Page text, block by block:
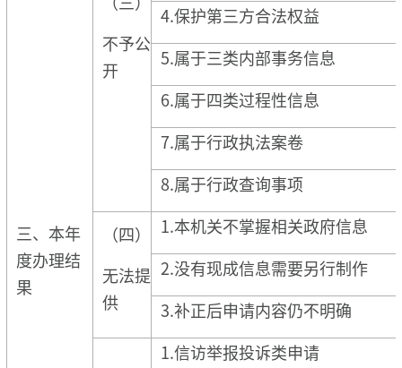
三、本年
度办理结
果
不予公
开
4.保护第三方合法权益
5.属于三类内部事务信息
6.属于四类过程性信息
7.属于行政执法案卷
8.属于行政查询事项
（四）
无法提
供
1.本机关不掌握相关政府信息
2.没有现成信息需要另行制作
3.补正后申请内容仍不明确
1.信访举报投诉类申请